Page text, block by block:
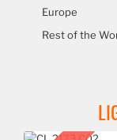
Europe
Rest of the